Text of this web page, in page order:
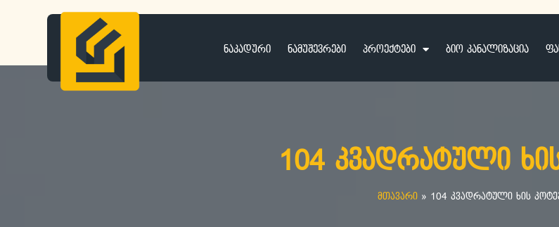
ნაკადური ნამუშევრები პროექტები ბიო კანალიზაცია
104 კვადრატული
მთავარი » 104 კვადრატული ხის